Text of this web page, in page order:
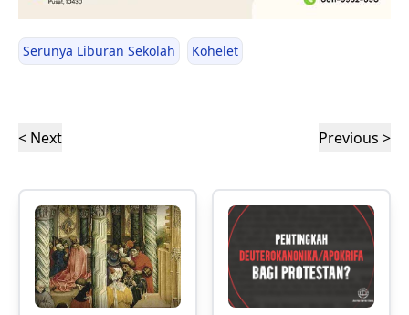
Serunya Liburan Sekolah Kohelet
< Next Previous >